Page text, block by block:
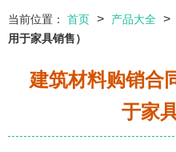
当前位置： 首页 > 产品大全 >
用于家具销售）
建筑材料购销合
于家